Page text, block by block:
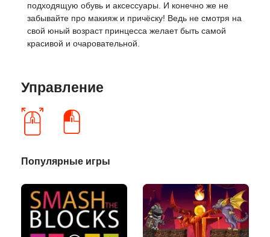
подходящую обувь и аксессуары. И конечно же не
забывайте про макияж и причёску! Ведь не смотря на
свой юный возраст принцесса желает быть самой
красивой и очаровательной.
Управление
Популярные игры